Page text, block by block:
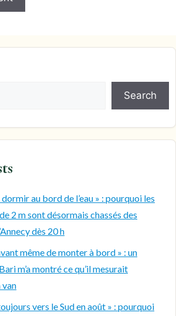
Search
au bord de l’eau » : pourquoi les
2 m sont désormais chassés des
dès 20 h
même de monter à bord » : un
m’a montré ce qu’il mesurait
van
vers le Sud en août » : pourquoi